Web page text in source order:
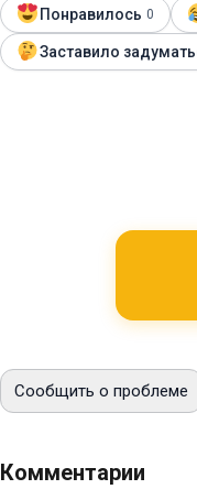
Понравилось 0
Заставило
Сообщить о проблеме
Комментарии